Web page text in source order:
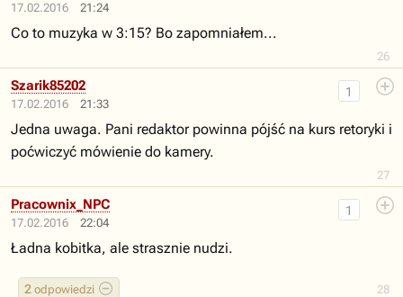
17.02.2016 21:24
26
Co to muzyka w 3:15? Bo zapomniałem...
17.02.2016 21:33
27
1
Szarik85202
Jedna uwaga. Pani redaktor powinna pójść na kurs retoryki i
poćwiczyć mówienie do kamery.
17.02.2016 22:04
28
1
2 odpowiedzi
Pracownix_NPC
Ładna kobitka, ale strasznie nudzi.